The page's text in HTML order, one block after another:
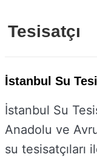
Tesisatçı
İstanbul Su
İstanbul Su
Anadolu ve
su tesisatçıları